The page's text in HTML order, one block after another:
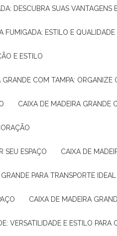
DESCUBRA SUAS VANTAGENS
FUMIGADA: ESTILO E QUALIDADE
E ESTILO
GRANDE COM TAMPA:
CAIXA DE MADEIRA GRANDE
SEU ESPAÇO CAIXA DE
GRANDE PARA TRANSPORTE
CAIXA DE MADEIRA
VERSATILIDADE E ESTILO PARA